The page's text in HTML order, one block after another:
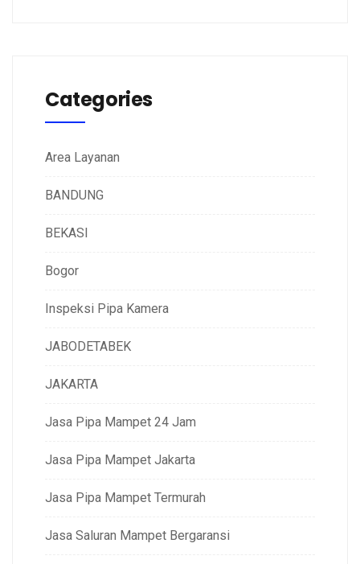
Categories
Area Layanan
BANDUNG
BEKASI
Bogor
Inspeksi Pipa Kamera
JABODETABEK
JAKARTA
Jasa Pipa Mampet 24 Jam
Jasa Pipa Mampet Jakarta
Jasa Pipa Mampet Termurah
Jasa Saluran Mampet Bergaransi